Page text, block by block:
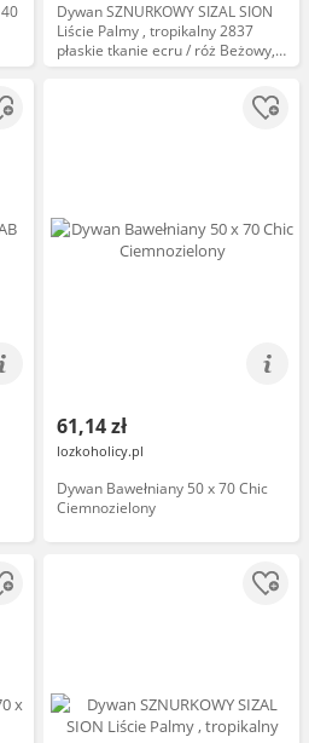
Dywan SZNURKOWY SIZAL SION
Liście Palmy , tropikalny 2837
płaskie tkanie ecru / róż Beżowy,
70x250
61,14 zł
lozkoholicy.pl
Dywan Bawełniany 50 x 70 Chic
Ciemnozielony